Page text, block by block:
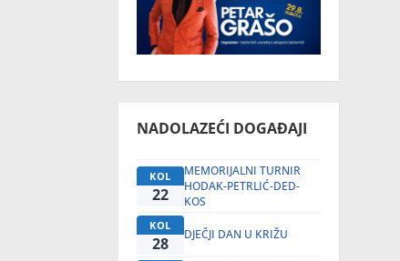
NADOLAZEĆI DOGAĐAJI
KOL
22
MEMORIJALNI TURNIR
HODAK-PETRLIĆ-DED-
KOS
KOL
28 DJEČJI DAN U KRIŽU